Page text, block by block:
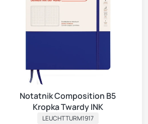
Notatnik Composition B5
Kropka Twardy INK
PRODUCENT
LEUCHTTURM1917